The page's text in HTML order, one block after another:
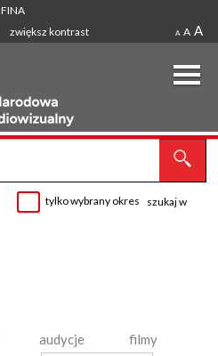
FINA
zwiększ kontrast
A A A
tylko wybrany okres
szukaj w
audycje
filmy